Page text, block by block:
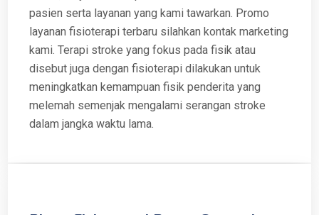
pasien serta layanan yang kami tawarkan. Promo
layanan fisioterapi terbaru silahkan kontak marketing
kami. Terapi stroke yang fokus pada fisik atau
disebut juga dengan fisioterapi dilakukan untuk
meningkatkan kemampuan fisik penderita yang
melemah semenjak mengalami serangan stroke
dalam jangka waktu lama.